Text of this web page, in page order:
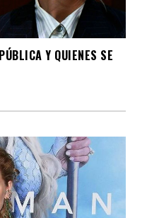
Y QUIENES SE